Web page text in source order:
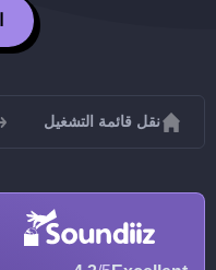
نقل قائمة التشغيل